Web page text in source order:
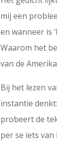
mij een
en wanneer is
Waarom het
van de
Bij het lezen
instantie
probeert de
per se iets